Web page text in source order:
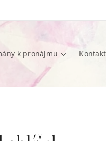
k pronájmu Kontakt